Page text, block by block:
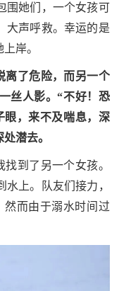
围她们，一个女孩可
大声呼救。幸运的是
岸。
离了危险，而另一个
丝人影。“不好！恐
眼，来不及喘息，深
潜去。
到了另一个女孩。
上。队友们接力，
然而由于溺水时间过